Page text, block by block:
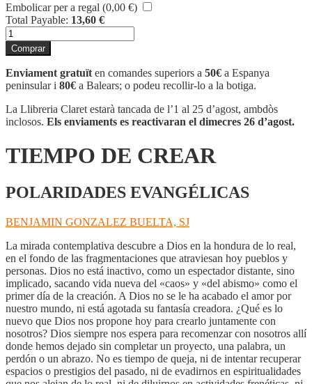
Embolicar per a regal (0,00 €)
Total Payable: 13,60 €
quantitat
de
TIEMPO
DE
CREAR
Comprar
Enviament gratuït en comandes superiors a 50€ a Espanya
peninsular i 80€ a Balears; o podeu recollir-lo a la botiga.
La Llibreria Claret estarà tancada de l’1 al 25 d’agost, ambdòs
inclosos. Els enviaments es reactivaran el dimecres 26 d’agost.
TIEMPO DE CREAR
POLARIDADES EVANGÉLICAS
BENJAMIN GONZALEZ BUELTA, SJ
La mirada contemplativa descubre a Dios en la hondura de lo real,
en el fondo de las fragmentaciones que atraviesan hoy pueblos y
personas. Dios no está inactivo, como un espectador distante, sino
implicado, sacando vida nueva del «caos» y «del abismo» como el
primer día de la creación. A Dios no se le ha acabado el amor por
nuestro mundo, ni está agotada su fantasía creadora. ¿Qué es lo
nuevo que Dios nos propone hoy para crearlo juntamente con
nosotros? Dios siempre nos espera para recomenzar con nosotros allí
donde hemos dejado sin completar un proyecto, una palabra, un
perdón o un abrazo. No es tiempo de queja, ni de intentar recuperar
espacios o prestigios del pasado, ni de evadirnos en espiritualidades